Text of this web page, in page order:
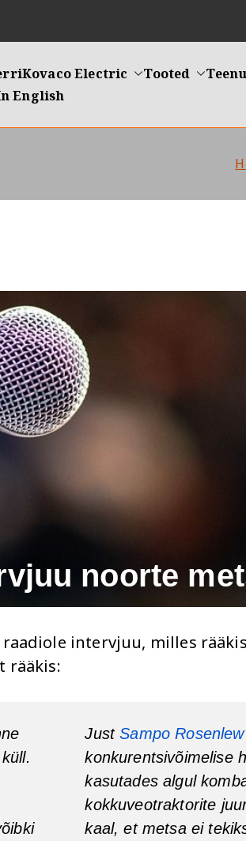
Kovaco Electric Tooted
English
noorte
intervjuu, milles
rääkis:
JustSampo Rosenlew
konkurentsivõimelise
kasutades algul
kokkuveotraktorite
kaal, et metsa ei